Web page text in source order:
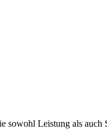
Leistung als